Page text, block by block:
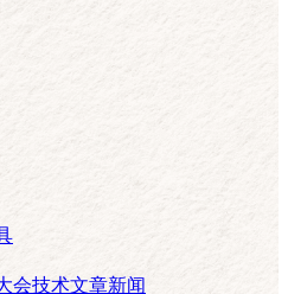
会技术文章新闻